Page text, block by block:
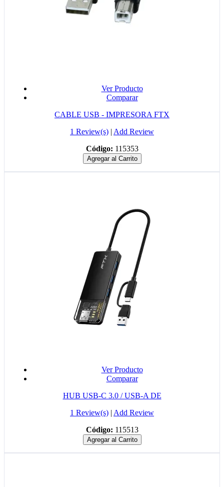
Ver Producto
Comparar
CABLE USB - IMPRESORA FTX
1 Review(s) | Add Review
Código: 115353
Agregar al Carrito
Ver Producto
Comparar
HUB USB-C 3.0 / USB-A DE
1 Review(s) | Add Review
Código: 115513
Agregar al Carrito